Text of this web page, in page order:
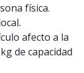
física.
afecto a la
de capacidad